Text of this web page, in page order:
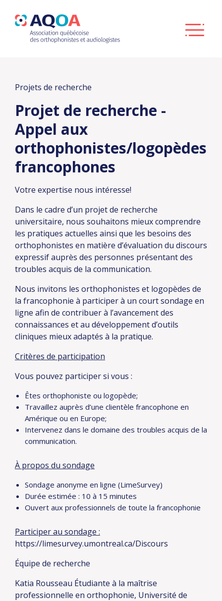
Projets de recherche
Projet de recherche -
Appel aux
orthophonistes/logopèdes
francophones
Votre expertise nous intéresse!
Dans le cadre d’un projet de recherche
universitaire, nous souhaitons mieux comprendre
les pratiques actuelles ainsi que les besoins des
orthophonistes en matière d’évaluation du discours
expressif auprès des personnes présentant des
troubles acquis de la communication.
Nous invitons les orthophonistes et logopèdes de
la francophonie à participer à un court sondage en
ligne afin de contribuer à l’avancement des
connaissances et au développement d’outils
cliniques mieux adaptés à la pratique.
Critères de participation
Vous pouvez participer si vous :
Êtes orthophoniste ou logopède;
Travaillez auprès d’une clientèle francophone en
Amérique ou en Europe;
Intervenez dans le domaine des troubles acquis de la
communication.
À propos du sondage
Sondage anonyme en ligne (LimeSurvey)
Durée estimée : 10 à 15 minutes
Ouvert aux professionnels de toute la francophonie
Participer au sondage :
https://limesurvey.umontreal.ca/Discours
Équipe de recherche
Katia Rousseau Étudiante à la maîtrise
professionnelle en orthophonie, Université de